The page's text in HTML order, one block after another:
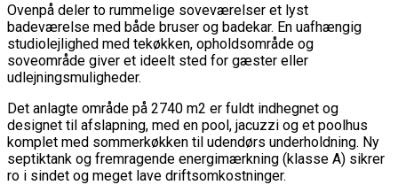
Ovenpå deler to rummelige soveværelser et lyst
badeværelse med både bruser og badekar. En uafhængig
studiolejlighed med tekøkken, opholdsområde og
soveområde giver et ideelt sted for gæster eller
udlejningsmuligheder.
Det anlagte område på 2740 m2 er fuldt indhegnet og
designet til afslapning, med en pool, jacuzzi og et poolhus
komplet med sommerkøkken til udendørs underholdning. Ny
septiktank og fremragende energimærkning (klasse A) sikrer
ro i sindet og meget lave driftsomkostninger.